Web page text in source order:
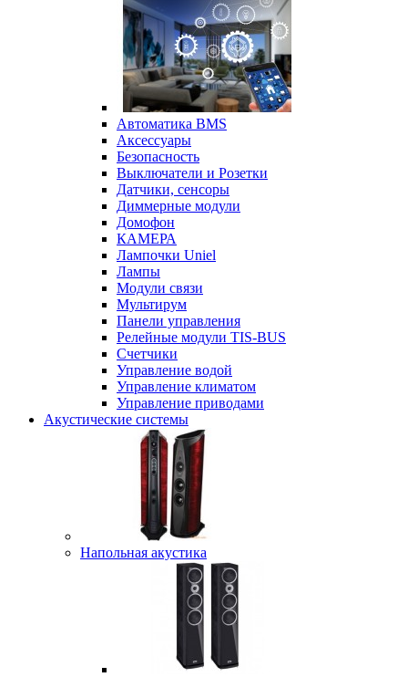
Автоматика BMS
Аксессуары
Безопасность
Выключатели и Розетки
Датчики, сенсоры
Диммерные модули
Домофон
КАМЕРА
Лампочки Uniel
Лампы
Модули связи
Мультирум
Панели управления
Релейные модули TIS-BUS
Счетчики
Управление водой
Управление климатом
Управление приводами
Акустические системы
Напольная акустика